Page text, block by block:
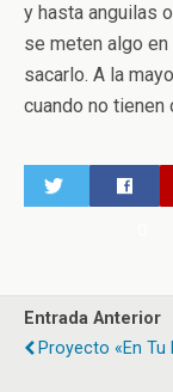
y hasta anguilas
se meten algo
sacarlo. A la
cuando no tienen
Entrada Anterior
Proyecto «En Tu